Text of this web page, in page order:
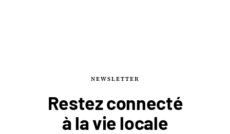
NEWSLETTER
Restez connecté
à lavie locale